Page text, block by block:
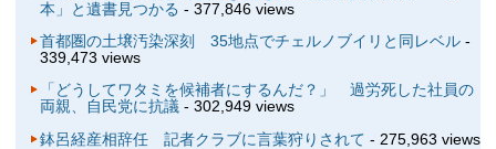
本」と遺書見つかる - 377,846 views
首都圏の土壌汚染深刻 35地点でチェルノブイリと同レベル-
339,473 views
「どうしてワタミを候補者にするんだ？」 過労死した社員の
両親、自民党に抗議- 302,949 views
鉢呂経産相辞任 記者クラブに言葉狩りされて - 275,963 views